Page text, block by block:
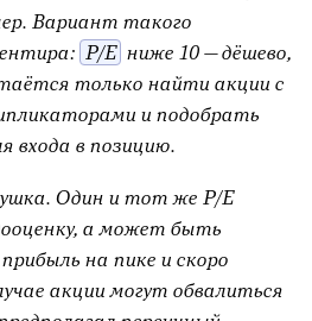
Вариант такого
P/E ниже 10 — дёшево,
только найти акции с
и подобрать
входа в позицию.
Один и тот же P/E
а может быть
на пике и скоро
акции могут обвалиться